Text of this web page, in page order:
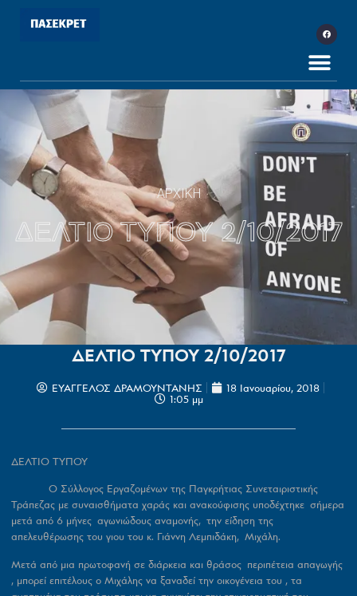
ΑΡΧΙΚΗ
ΔΕΛΤΙΟ ΤΥΠΟΥ 2/10/2017
ΔΕΛΤΙΟ ΤΥΠΟΥ 2/10/2017
ΕΥΑΓΓΕΛΟΣ ΔΡΑΜΟΥΝΤΑΝΗΣ
18 Ιανουαρίου, 2018
1:05 μμ
ΔΕΛΤΙΟ ΤΥΠΟΥ
Ο Σύλλογος Εργαζομένων της Παγκρήτιας Συνεταιριστικής
Τράπεζας με συναισθήματα χαράς και ανακούφισης υποδέχτηκε σήμερα
μετά από 6 μήνες αγωνιώδους αναμονής, την είδηση της
απελευθέρωσης του γιου του κ. Γιάννη Λεμπιδάκη, Μιχάλη.
Μετά από μια πρωτοφανή σε διάρκεια και θράσος περιπέτεια απαγωγής
, μπορεί επιτέλους ο Μιχάλης να ξαναδεί την οικογένεια του , τα